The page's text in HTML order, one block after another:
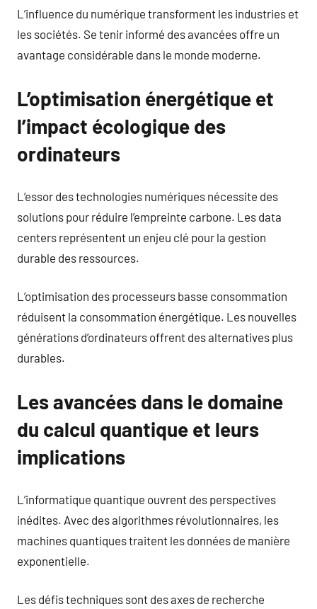
L’influence du numérique transforment les industries et
les sociétés. Se tenir informé des avancées offre un
avantage considérable dans le monde moderne.
L’optimisation énergétique et
l’impact écologique des
ordinateurs
L’essor des technologies numériques nécessite des
solutions pour réduire l’empreinte carbone. Les data
centers représentent un enjeu clé pour la gestion
durable des ressources.
L’optimisation des processeurs basse consommation
réduisent la consommation énergétique. Les nouvelles
générations d’ordinateurs offrent des alternatives plus
durables.
Les avancées dans le domaine
du calcul quantique et leurs
implications
L’informatique quantique ouvrent des perspectives
inédites. Avec des algorithmes révolutionnaires, les
machines quantiques traitent les données de manière
exponentielle.
Les défis techniques sont des axes de recherche